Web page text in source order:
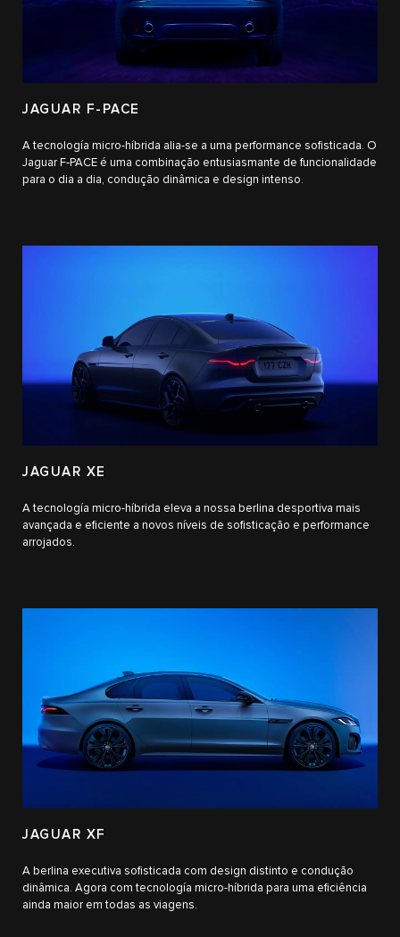
JAGUAR F-PACE
A tecnología micro-híbrida alia-se a uma performance sofisticada. O
Jaguar F‑PACE é uma combinação entusiasmante de funcionalidade
para o dia a dia, condução dinâmica e design intenso.
JAGUAR XE
A tecnología micro-híbrida eleva a nossa berlina desportiva mais
avançada e eficiente a novos níveis de sofisticação e performance
arrojados.
JAGUAR XF
A berlina executiva sofisticada com design distinto e condução
dinâmica. Agora com tecnología micro-híbrida para uma eficiência
ainda maior em todas as viagens.